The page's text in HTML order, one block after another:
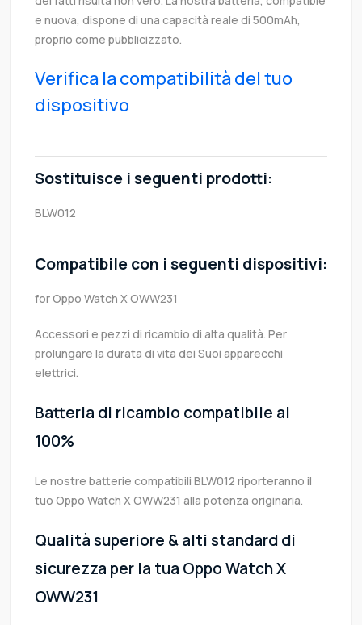
e nuova, dispone di una capacità reale di 500mAh,
proprio come pubblicizzato.
Verifica la compatibilità del tuo
dispositivo
Sostituisce i seguenti prodotti:
BLW012
Compatibile con i seguenti dispositivi:
for Oppo Watch X OWW231
Accessori e pezzi di ricambio di alta qualità. Per
prolungare la durata di vita dei Suoi apparecchi
elettrici.
Batteria di ricambio compatibile al
100%
Le nostre batterie compatibili BLW012 riporteranno il
tuo Oppo Watch X OWW231 alla potenza originaria.
Qualità superiore & alti standard di
sicurezza per la tua Oppo Watch X
OWW231